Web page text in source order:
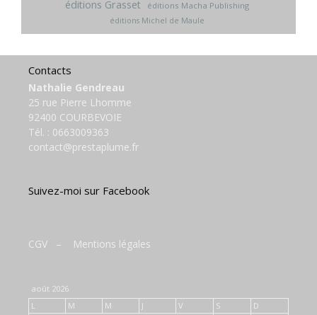
éditions Grasset
éditions Macha Publishing
éditions Michel de Maule
Contacts
Nathalie Gendreau
25 rue Pierre Lhomme
92400 COURBEVOIE
Tél. : 0663009363
contact@prestaplume.fr
Suivez-moi sur Facebook
CGV – Mentions légales
août 2026
L
M M J V S
D